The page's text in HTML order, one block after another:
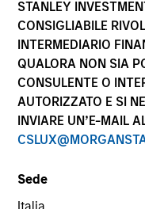
STANLEY
CONSIGLIABILE
INTERMEDIARIO
QUALORA NON SIA
CONSULENTE O
AUTORIZZATO E SI
INVIARE UN’E-MAIL
Sede
Financial